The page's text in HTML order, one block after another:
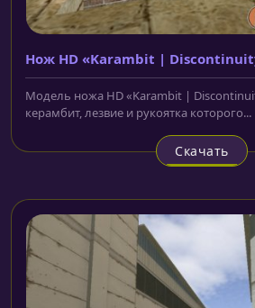
Нож HD «Karambit |
Модель ножа HD «Karambit |
керамбит, лезвие и рукоятка которого...
Скачать